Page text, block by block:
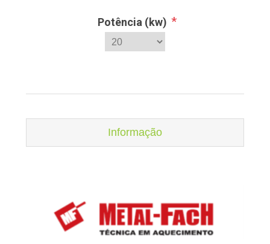
Potência (kw) *
Informação